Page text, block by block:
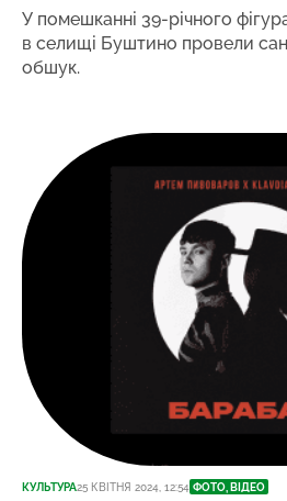
У помешканні 39-річного
в селищі Буштино провели
обшук.
КУЛЬТУРА25 КВІТНЯ 2024, 12:54 ФОТО, ВІДЕО